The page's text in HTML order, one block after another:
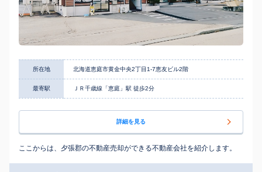
所在地 北海道恵庭市黄金中央2丁目1-7恵友ビル2階
最寄駅 ＪＲ千歳線「恵庭」駅 徒歩2分
詳細を見る
ここからは、夕張郡の不動産売却ができる不動産会社を紹介します。